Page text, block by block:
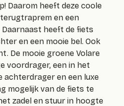
Daarom heeft deze coole
en een
heeft de fiets
en een mooie bel. Ook
De mooie groene Volare
voordrager, een in het
achterdrager en een luxe
mogelijk van de fiets te
zadel en stuur in hoogte